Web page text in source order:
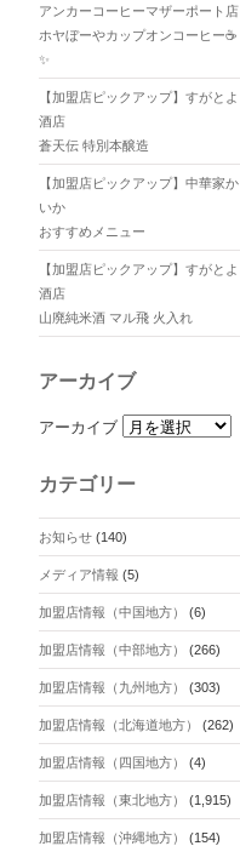
アンカーコーヒーマザーポート店
ホヤぼーやカップオンコーヒー☕
✨
【加盟店ピックアップ】すがとよ
酒店
蒼天伝 特別本醸造
【加盟店ピックアップ】中華家か
いか
おすすめメニュー
【加盟店ピックアップ】すがとよ
酒店
山廃純米酒 マル飛 火入れ
アーカイブ
アーカイブ
カテゴリー
お知らせ(140)
メディア情報 (5)
加盟店情報（中国地方） (6)
加盟店情報（中部地方） (266)
加盟店情報（九州地方） (303)
加盟店情報（北海道地方） (262)
加盟店情報（四国地方） (4)
加盟店情報（東北地方） (1,915)
加盟店情報（沖縄地方） (154)